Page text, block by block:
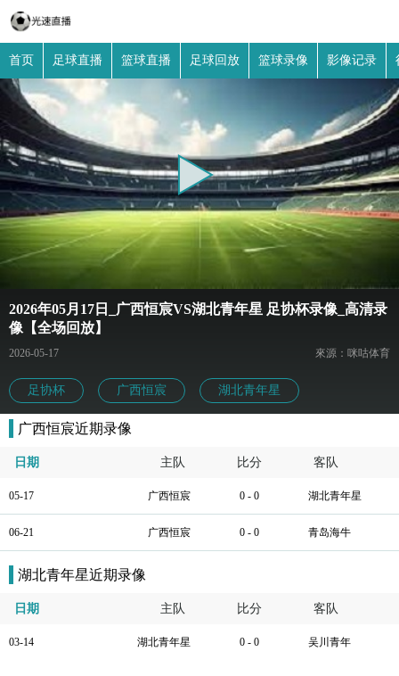
首页 足球直播 篮球直播 足球回放 篮球录像 影像记录
2026年05月17日_广西恒宸VS湖北青年星 足协杯录像_高清录
像【全场回放】
2026-05-17 來源：咪咕体育
足协杯 广西恒宸 湖北青年星
广西恒宸近期录像
日期 主队 比分 客队
05-17 广西恒宸 0 - 0 湖北青年星
06-21 广西恒宸 0 - 0 青岛海牛
湖北青年星近期录像
日期 主队 比分 客队
03-14 湖北青年星 0 - 0 吴川青年